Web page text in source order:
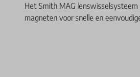
Het Smith MAG
magneten voor snelle en